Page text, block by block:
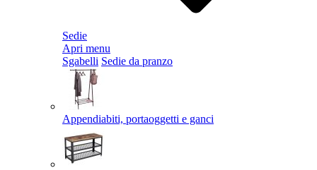
Sedie
Apri menu
Sgabelli Sedie da pranzo
Appendiabiti, portaoggetti e ganci